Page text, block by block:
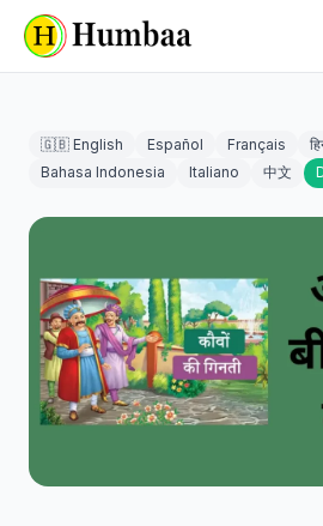
🇬🇧 English Español Français
Bahasa Indonesia
Italiano 中文